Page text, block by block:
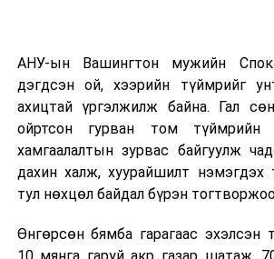
АНУ-ын Вашингтон мужийн
дэгдсэн ой, хээрийн түймрийг
ахицтай үргэлжилж байна. Гал
ойртсон гурван том түймрийн
хамгаалалтын зурвас байгуулж
дахин халж, хуурайшилт нэмэгдэх
тул нөхцөл байдал бүрэн
Өнгөрсөн бямба гарагаас эхэлсэн